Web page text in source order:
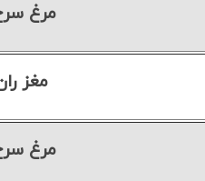
مرغ
مغز
مرغ